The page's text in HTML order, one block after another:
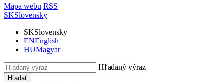
Mapa webu RSS
SKSlovensky
SKSlovensky
ENEnglish
HUMagyar
Hľadaný výraz
Hľadať